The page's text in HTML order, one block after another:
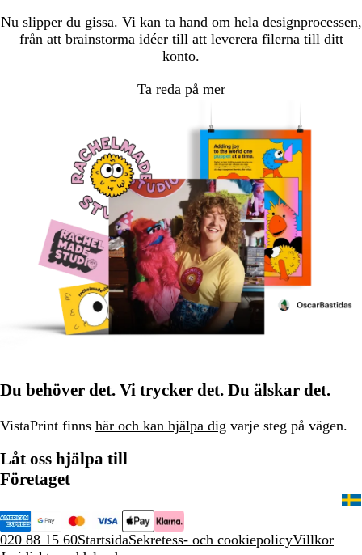
Nu slipper du gissa. Vi kan ta hand om hela designprocessen,
från att brainstorma idéer till att leverera filerna till ditt
konto.
Ta reda på mer
Du behöver det. Vi trycker det. Du älskar det.
VistaPrint finns här och kan hjälpa dig varje steg på vägen.
Låt oss hjälpa till
Företaget
020 88 15 60StartsidaSekretess- och cookiepolicyVillkor